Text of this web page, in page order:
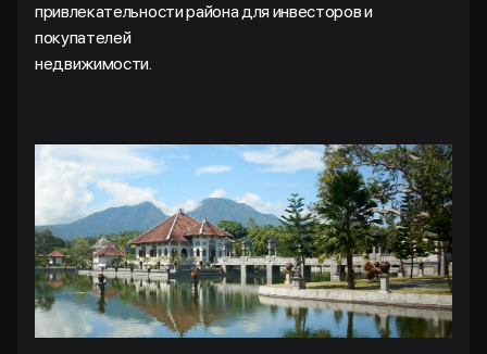
привлекательности района для инвесторов и
покупателей
недвижимости.